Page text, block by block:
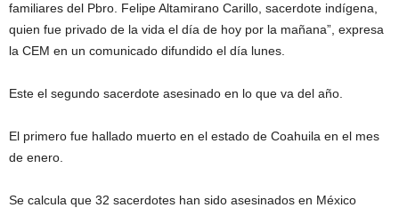
familiares del Pbro. Felipe Altamirano Carillo, sacerdote indígena,
quien fue privado de la vida el día de hoy por la mañana”, expresa
la CEM en un comunicado difundido el día lunes.
Este el segundo sacerdote asesinado en lo que va del año.
El primero fue hallado muerto en el estado de Coahuila en el mes
de enero.
Se calcula que 32 sacerdotes han sido asesinados en México